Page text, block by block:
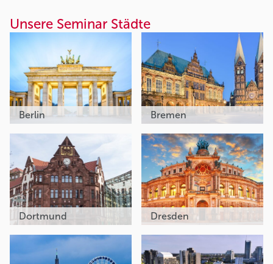
Unsere Seminar Städte
Berlin Bremen
Dortmund Dresden